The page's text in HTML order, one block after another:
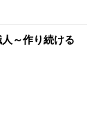
～作り続ける